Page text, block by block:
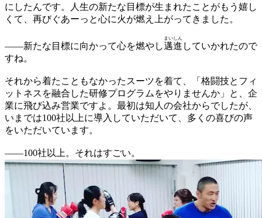
にしたんです。人生の新たな目標が生まれたことがもう嬉し
くて、再びぐあーっと心に火が燃え上がってきました。
——新たな目標に向かって心を燃やし邁
まい
進
しん
していかれたので
すね。
それから着たこともなかったスーツを着て、「格闘技とフィ
ットネスを融合した研修プログラムをやりませんか」と、企
業に飛び込み営業ですよ。最初は知人の会社からでしたが、
いまでは100社以上に導入していただいて、多くの喜びの声
をいただいています。
——100社以上。それはすごい。